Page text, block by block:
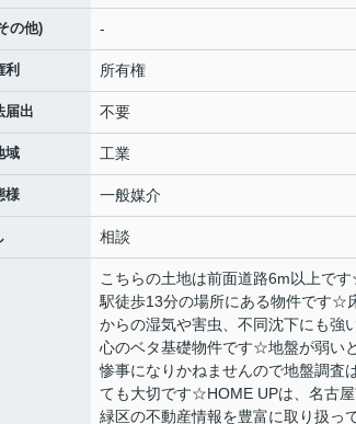
の他) -
利 所有権
届出 不要
域 工業
様 一般媒介
相談
こちらの土地は前面道路6m以上で
駅徒歩13分の場所にある物件です☆
からの湿気や害虫、不同沈下にも強
心のベタ基礎物件です☆地盤が弱い
惨事になりかねませんので地盤調査
ても大切です☆HOME UPは、名古
緑区の不動産情報を豊富に取り扱っ